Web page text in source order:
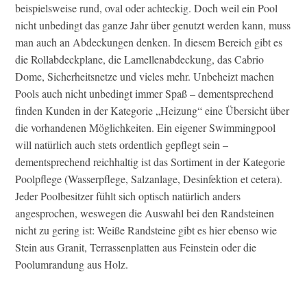
beispielsweise rund, oval oder achteckig. Doch weil ein Pool
nicht unbedingt das ganze Jahr über genutzt werden kann, muss
man auch an Abdeckungen denken. In diesem Bereich gibt es
die Rollabdeckplane, die Lamellenabdeckung, das Cabrio
Dome, Sicherheitsnetze und vieles mehr. Unbeheizt machen
Pools auch nicht unbedingt immer Spaß – dementsprechend
finden Kunden in der Kategorie „Heizung“ eine Übersicht über
die vorhandenen Möglichkeiten. Ein eigener Swimmingpool
will natürlich auch stets ordentlich gepflegt sein –
dementsprechend reichhaltig ist das Sortiment in der Kategorie
Poolpflege (Wasserpflege, Salzanlage, Desinfektion et cetera).
Jeder Poolbesitzer fühlt sich optisch natürlich anders
angesprochen, weswegen die Auswahl bei den Randsteinen
nicht zu gering ist: Weiße Randsteine gibt es hier ebenso wie
Stein aus Granit, Terrassenplatten aus Feinstein oder die
Poolumrandung aus Holz.